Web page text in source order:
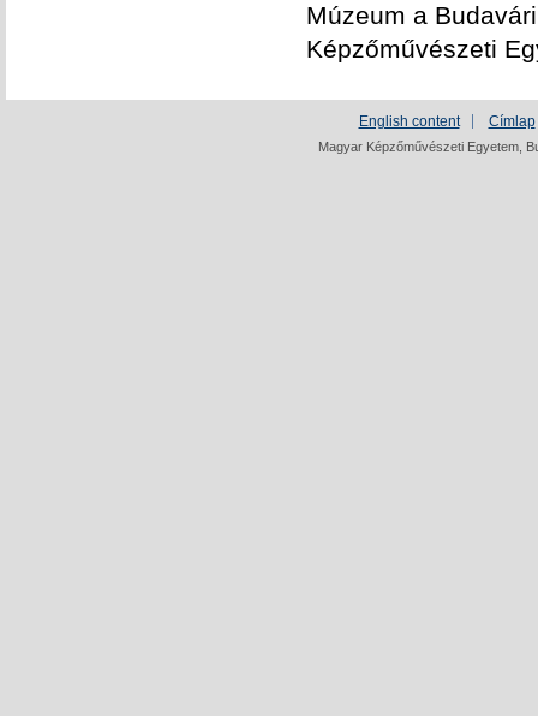
Múzeum a
Képzőművészeti
English content Címlap
Magyar Képzőművészeti Egyetem,